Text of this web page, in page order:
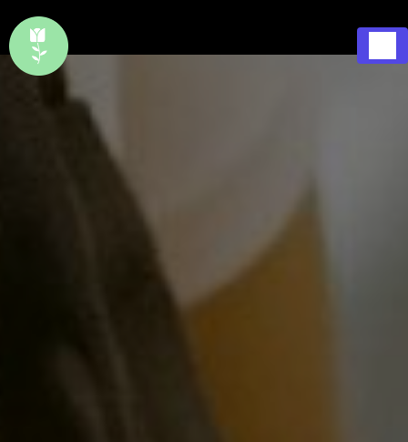
1 Rue Saint Pierre 37290 Preuilly-sur-Claise
02 47 94 63 91
7j/7, 365j